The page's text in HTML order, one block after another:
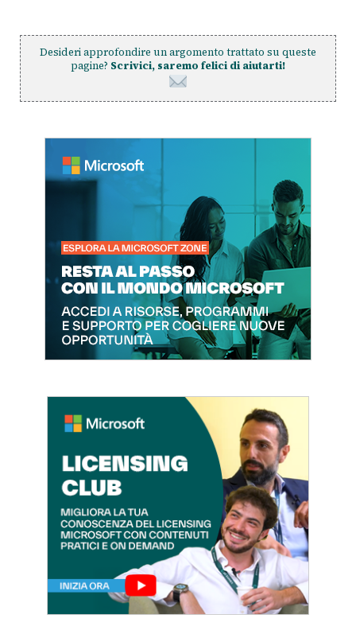
Desideri approfondire un argomento trattato su queste
pagine? Scrivici, saremo felici di aiutarti!